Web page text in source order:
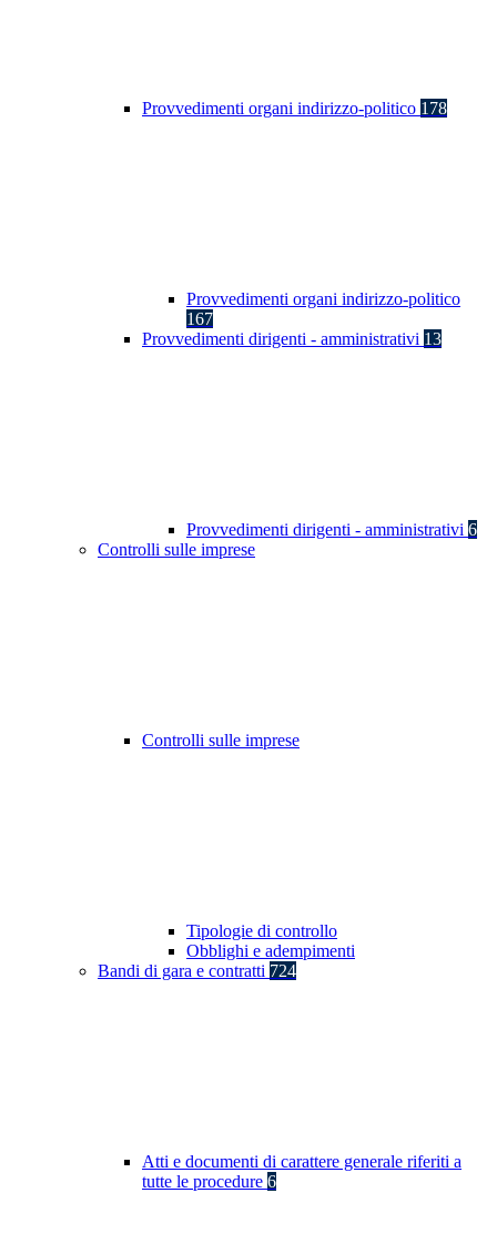
Provvedimenti organi indirizzo-politico 178
Provvedimenti organi indirizzo-politico
167
Provvedimenti dirigenti - amministrativi 13
Provvedimenti dirigenti - amministrativi 6
Controlli sulle imprese
Controlli sulle imprese
Tipologie di controllo
Obblighi e adempimenti
Bandi di gara e contratti 724
Atti e documenti di carattere generale riferiti a
tutte le procedure 6